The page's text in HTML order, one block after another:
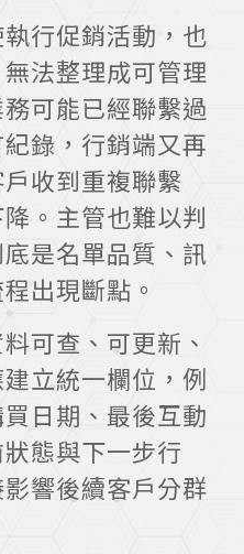
行促銷活動，也
法整理成可管理
可能已經聯繫過
錄，行銷端又再
收到重複聯繫
。主管也難以判
是名單品質、訊
出現斷點。
可查、可更新、
立統一欄位，例
日期、最後互動
態與下一步行
響後續客戶分群